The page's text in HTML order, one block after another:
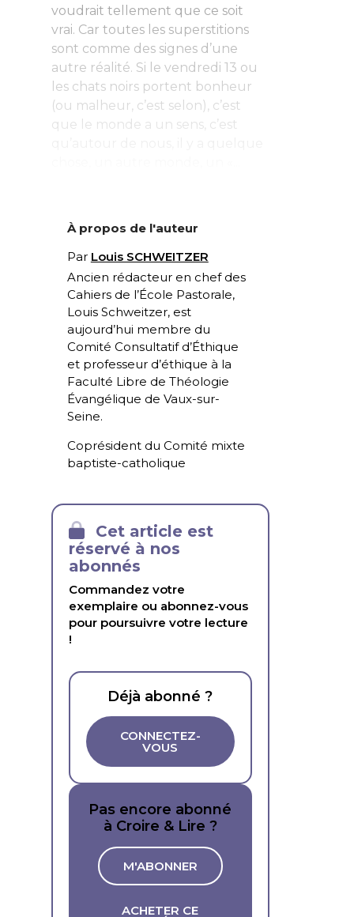
voudrait tellement que ce soit
vrai. Car toutes les superstitions
sont comme des signes d’une
autre réalité. Si le vendredi 13 ou
les chats noirs portent bonheur
(ou malheur, c’est selon), c’est
que le monde a un sens, c’est
À propos de l'auteur
Par Louis SCHWEITZER
Ancien rédacteur en chef des
Cahiers de l’École Pastorale,
Louis Schweitzer, est
aujourd’hui membre du
Comité Consultatif d’Éthique
et professeur d’éthique à la
Faculté Libre de Théologie
Évangélique de Vaux-sur-
Seine.
Coprésident du Comité mixte
baptiste-catholique
Cet article est
réservé à nos
abonnés
Commandez votre
exemplaire ou abonnez-vous
pour poursuivre votre lecture
!
Déjà abonné ?
CONNECTEZ-
VOUS
Pas encore abonné
à Croire & Lire ?
M'ABONNER
ACHETER CE